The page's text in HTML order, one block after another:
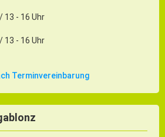
13 - 16 Uhr
13 - 16 Uhr
Terminvereinbarung